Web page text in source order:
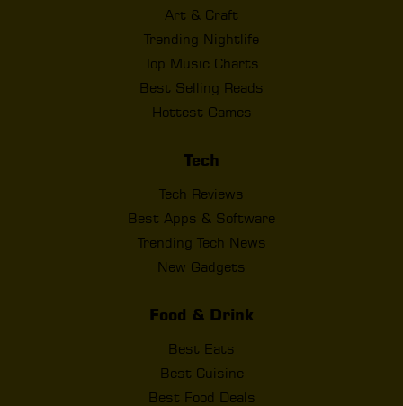
Art & Craft
Trending Nightlife
Top Music Charts
Best Selling Reads
Hottest Games
Tech
Tech Reviews
Best Apps & Software
Trending Tech News
New Gadgets
Food & Drink
Best Eats
Best Cuisine
Best Food Deals